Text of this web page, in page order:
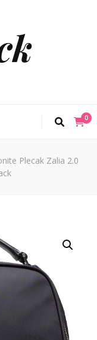
0
Plecak Zalia 2.0